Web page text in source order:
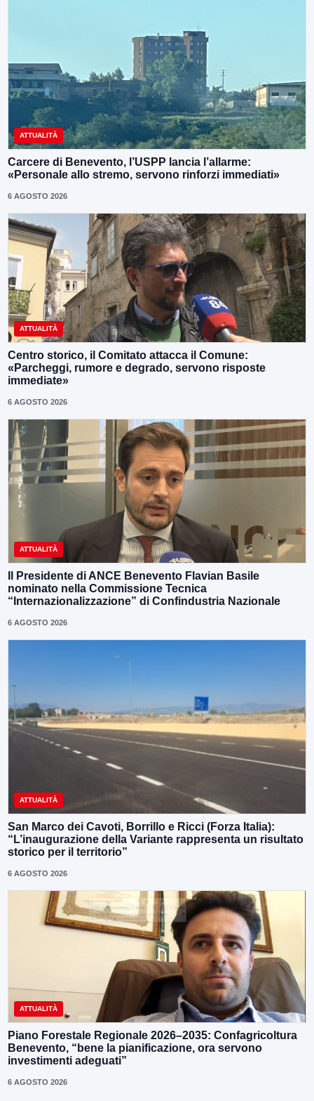
ATTUALITÀ
Carcere di Benevento, l’USPP lancia l’allarme:
«Personale allo stremo, servono rinforzi immediati»
6 AGOSTO 2026
ATTUALITÀ
Centro storico, il Comitato attacca il Comune:
«Parcheggi, rumore e degrado, servono risposte
immediate»
6 AGOSTO 2026
ATTUALITÀ
Il Presidente di ANCE Benevento Flavian Basile
nominato nella Commissione Tecnica
“Internazionalizzazione” di Confindustria Nazionale
6 AGOSTO 2026
ATTUALITÀ
San Marco dei Cavoti, Borrillo e Ricci (Forza Italia):
“L’inaugurazione della Variante rappresenta un risultato
storico per il territorio”
6 AGOSTO 2026
ATTUALITÀ
Piano Forestale Regionale 2026–2035: Confagricoltura
Benevento, “bene la pianificazione, ora servono
investimenti adeguati”
6 AGOSTO 2026